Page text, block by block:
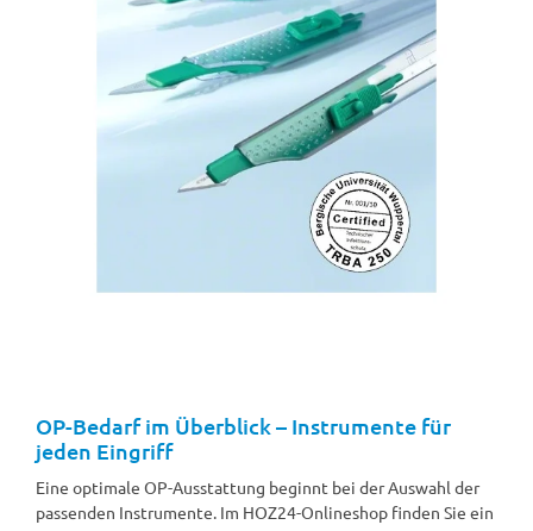
OP-Bedarf im Überblick – Instrumente für
jeden Eingriff
Eine optimale OP-Ausstattung beginnt bei der Auswahl der
passenden Instrumente. Im HOZ24-Onlineshop finden Sie ein